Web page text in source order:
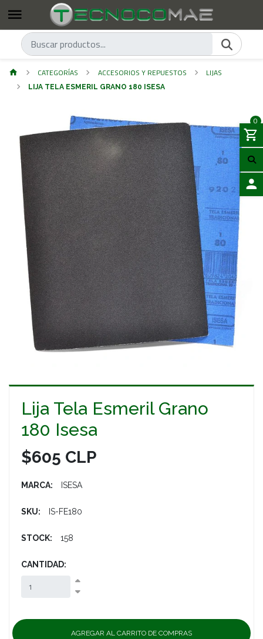
0
CATEGORÍAS ACCESORIOS Y REPUESTOS LIJAS
LIJA TELA ESMERIL GRANO 180 ISESA
Lija Tela Esmeril Grano
180 Isesa
$605 CLP
MARCA: ISESA
SKU: IS-FE180
STOCK: 158
CANTIDAD: